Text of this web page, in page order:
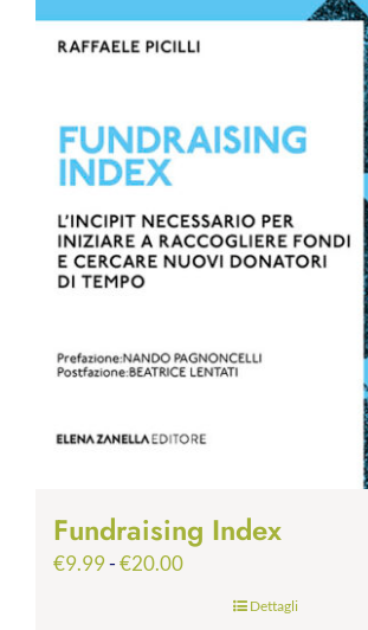
Fundraising Index
€9.99-€20.00Fascia
Dettagli